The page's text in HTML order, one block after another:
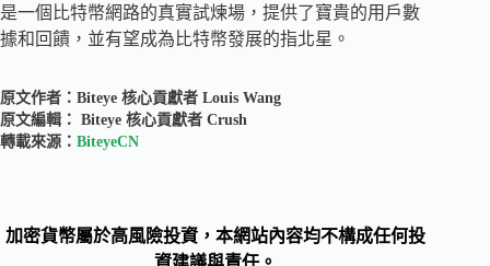
是一個比特幣網路的真實試煉場，提供了寶貴的用戶數
據和回饋，並有望成為比特幣發展的指北星。
原文作者：Biteye 核心貢獻者 Louis Wang
原文編輯： Biteye 核心貢獻者 Crush
轉載來源： BiteyeCN
加密貨幣屬於高風險投資，本網站內容均不構成任何投